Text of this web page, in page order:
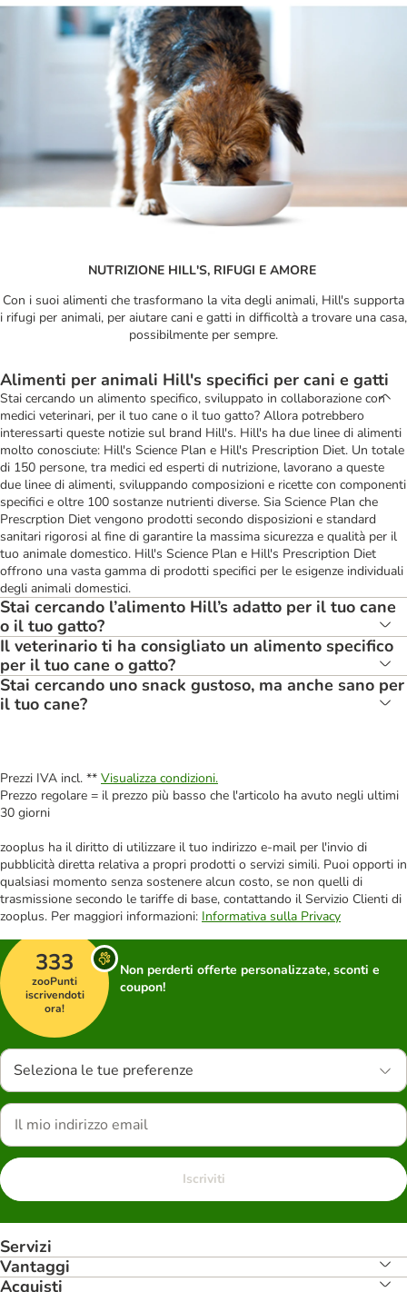
NUTRIZIONE HILL'S, RIFUGI E AMORE
Con i suoi alimenti che trasformano la vita degli animali, Hill's supporta
i rifugi per animali, per aiutare cani e gatti in difficoltà a trovare una casa,
possibilmente per sempre.
Alimenti per animali Hill's specifici per cani e gatti
Stai cercando un alimento specifico, sviluppato in collaborazione con
medici veterinari, per il tuo cane o il tuo gatto? Allora potrebbero
interessarti queste notizie sul brand Hill's. Hill's ha due linee di alimenti
molto conosciute: Hill's Science Plan e Hill's Prescription Diet. Un totale
di 150 persone, tra medici ed esperti di nutrizione, lavorano a queste
due linee di alimenti, sviluppando composizioni e ricette con componenti
specifici e oltre 100 sostanze nutrienti diverse. Sia Science Plan che
Prescrption Diet vengono prodotti secondo disposizioni e standard
sanitari rigorosi al fine di garantire la massima sicurezza e qualità per il
tuo animale domestico. Hill's Science Plan e Hill's Prescription Diet
offrono una vasta gamma di prodotti specifici per le esigenze individuali
degli animali domestici.
Stai cercando l’alimento Hill’s adatto per il tuo cane
o il tuo gatto?
Il veterinario ti ha consigliato un alimento specifico
per il tuo cane o gatto?
Stai cercando uno snack gustoso, ma anche sano per
il tuo cane?
Prezzi IVA incl. ** Visualizza condizioni.
Prezzo regolare = il prezzo più basso che l'articolo ha avuto negli ultimi
30 giorni
zooplus ha il diritto di utilizzare il tuo indirizzo e-mail per l'invio di
pubblicità diretta relativa a propri prodotti o servizi simili. Puoi opporti in
qualsiasi momento senza sostenere alcun costo, se non quelli di
trasmissione secondo le tariffe di base, contattando il Servizio Clienti di
zooplus. Per maggiori informazioni: Informativa sulla Privacy
333
zooPunti
iscrivendoti
ora!
Non perderti offerte personalizzate, sconti e
coupon!
Seleziona le tue preferenze
Iscriviti
Servizi
Vantaggi
Acquisti